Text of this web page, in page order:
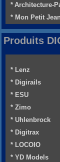
* Architecture-
* Mon Petit Jean
Produits
* Lenz
* Digirails
* ESU
* Zimo
* Uhlenbrock
* Digitrax
* LOCOIO
* YD Models